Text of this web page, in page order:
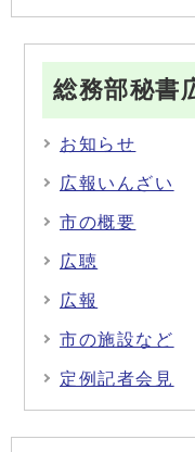
総務部秘書
お知らせ
広報いんざい
市の概要
広聴
広報
市の施設など
定例記者会見